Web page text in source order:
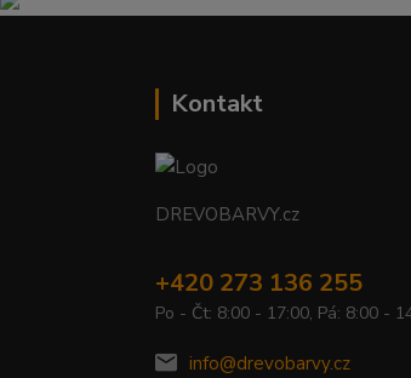
Kontakt
DREVOBARVY.cz
+420 273 136 255
Po - Čt: 8:00 - 17:00, Pá: 8:00 -
info@drevobarvy.cz